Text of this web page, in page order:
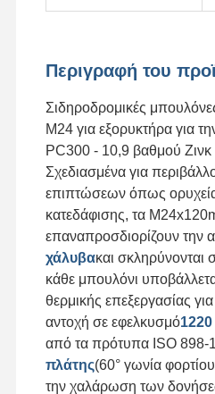
Σιδερένιο οδοντόφραγμα
Σιδηροτροχείο τροχού
μπουλόνια και καρύδια
Μπουλόνι παπουτσιών
Περιγραφή του
Σιδηροδρομικές
M24 για εξορυκτήρα για
PC300 - 10,9 βαθμού Ζινκ
Σχεδιασμένα για
επιπτώσεων όπως
κατεδάφισης, τα
επαναπροσδιορίζουν την
χάλυβακαι σκληρύνονται
κάθε μπουλόνι
θερμικής επεξεργασίας για
αντοχή σε εφελκυσμό1220
από τα πρότυπα ISO 898-
πλάτης(60° γωνία φορτίου
την χαλάρωση των